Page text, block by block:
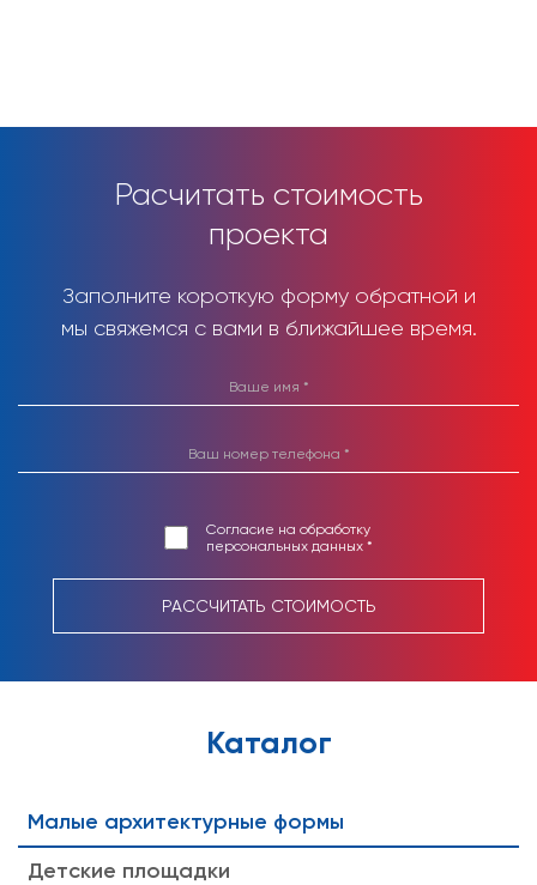
Расчитать стоимость
проекта
Заполните короткую форму обратной и
мы свяжемся с вами в ближайшее время.
Согласие на обработку
персональных данных *
РАССЧИТАТЬ СТОИМОСТЬ
Каталог
Малые архитектурные формы
Детские площадки